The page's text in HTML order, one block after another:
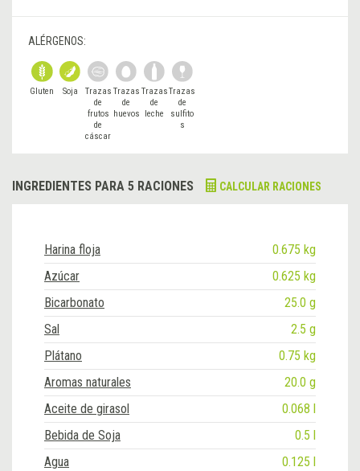
ALÉRGENOS:
Gluten Soja
Trazas
de
frutos
de
cáscar
Trazas
de
huevos
Trazas
de
leche
Trazas
de
sulfito
s
INGREDIENTES PARA 5 RACIONES CALCULAR RACIONES
Harina floja
0.675 kg
Azúcar
0.625 kg
Bicarbonato
25.0 g
Sal
2.5 g
Plátano
0.75 kg
Aromas naturales
20.0 g
Aceite de girasol
0.068 l
Bebida de Soja
0.5 l
Agua
0.125 l